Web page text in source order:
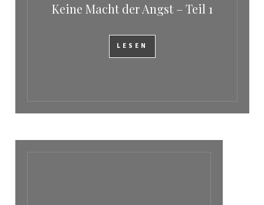
Keine Macht der Angst – Teil 1
LESEN